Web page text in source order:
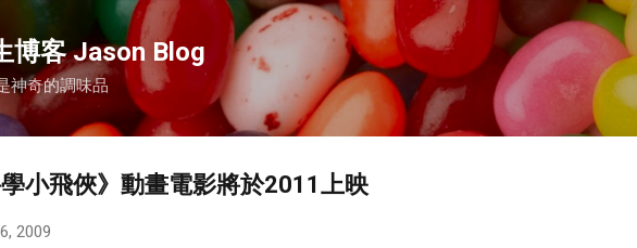
跳到主要內容
博客 Jason Blog
神奇的調味品
學小飛俠》動畫電影將於2011上映
2009